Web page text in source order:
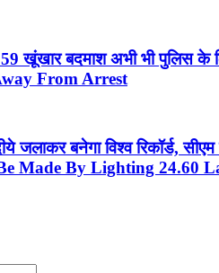
59 खूंखार बदमाश अभी भी
From Arrest
जलाकर बनेगा विश्व रिकॉर्ड,
Made By Lighting 24.60